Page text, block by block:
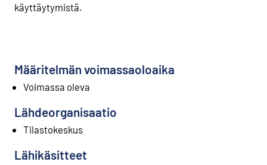
käyttäytymistä.
Määritelmän voimassaoloaika
Voimassa oleva
Lähdeorganisaatio
Tilastokeskus
Lähikäsitteet